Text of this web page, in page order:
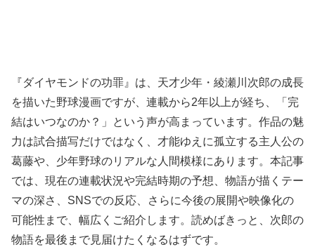
『ダイヤモンドの功罪』は、天才少年・綾瀬川次郎の成長
を描いた野球漫画ですが、連載から2年以上が経ち、「完
結はいつなのか？」という声が高まっています。作品の魅
力は試合描写だけではなく、才能ゆえに孤立する主人公の
葛藤や、少年野球のリアルな人間模様にあります。本記事
では、現在の連載状況や完結時期の予想、物語が描くテー
マの深さ、SNSでの反応、さらに今後の展開や映像化の
可能性まで、幅広くご紹介します。読めばきっと、次郎の
物語を最後まで見届けたくなるはずです。